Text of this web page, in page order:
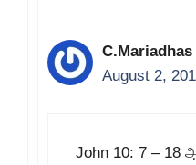
C.Mariadhas
August 2,
John 10: 7 – 18